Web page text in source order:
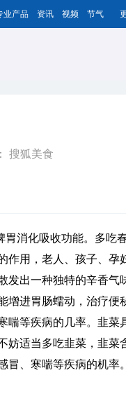
业产品 资讯 视频 节气
搜狐美食
胃消化吸收功能。多吃
作用，老人、孩子、
发出一种独特的辛香
增进胃肠蠕动，治疗
喘等疾病的几率。韭
妨适当多吃韭菜，韭菜
冒、寒喘等疾病的机率。